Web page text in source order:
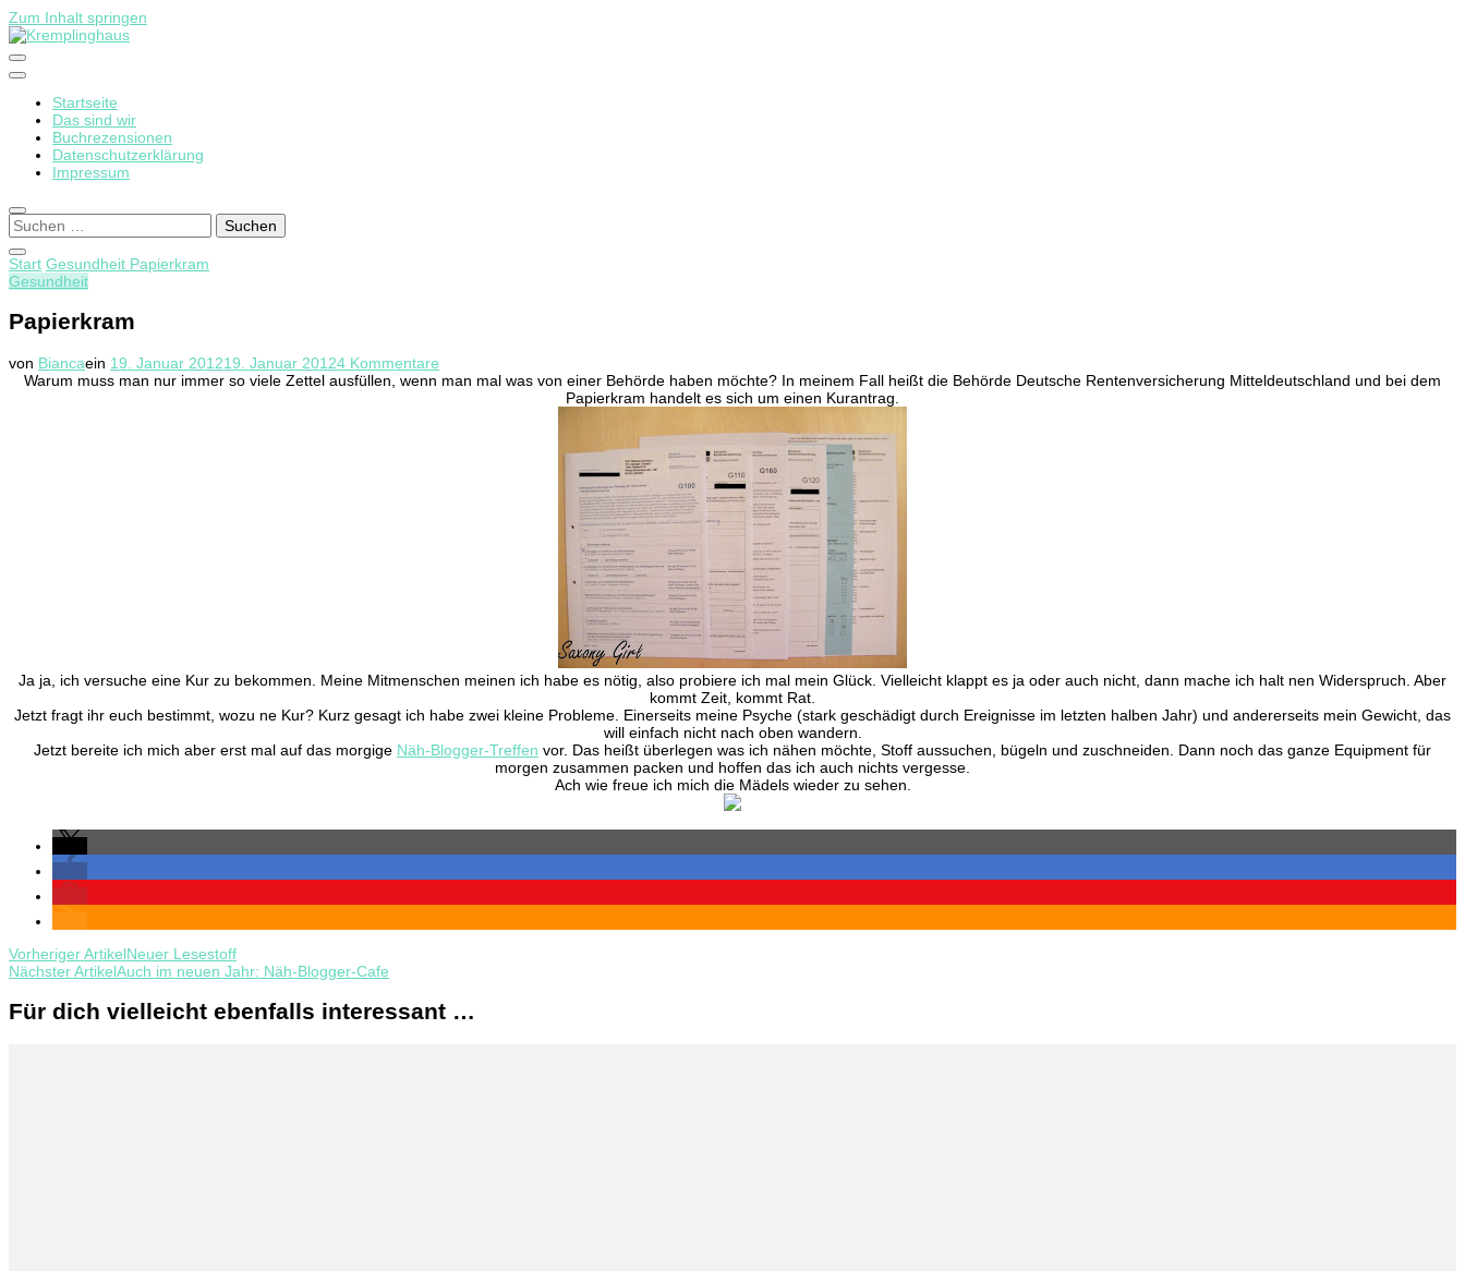
Zum Inhalt springen
Kremplinghaus
Startseite
Das sind wir
Buchrezensionen
Datenschutzerklärung
Impressum
Suchen
nach:
Start Gesundheit Papierkram
Gesundheit
Papierkram
von Biancaein 19. Januar 201219. Januar 20124 Kommentare
Papierkram
Warum muss man nur immer so viele Zettel ausfüllen, wenn man mal was von einer Behörde haben möchte? In meinem Fall heißt die Behörde Deutsche Rentenversicherung Mitteldeutschland und bei dem
Papierkram handelt es sich um einen Kurantrag.
Ja ja, ich versuche eine Kur zu bekommen. Meine Mitmenschen meinen ich habe es nötig, also probiere ich mal mein Glück. Vielleicht klappt es ja oder auch nicht, dann mache ich halt nen Widerspruch. Aber
kommt Zeit, kommt Rat.
Jetzt fragt ihr euch bestimmt, wozu ne Kur? Kurz gesagt ich habe zwei kleine Probleme. Einerseits meine Psyche (stark geschädigt durch Ereignisse im letzten halben Jahr) und andererseits mein Gewicht, das
will einfach nicht nach oben wandern.
Jetzt bereite ich mich aber erst mal auf das morgige Näh-Blogger-Treffen vor. Das heißt überlegen was ich nähen möchte, Stoff aussuchen, bügeln und zuschneiden. Dann noch das ganze Equipment für
morgen zusammen packen und hoffen das ich auch nichts vergesse.
Ach wie freue ich mich die Mädels wieder zu sehen.
Beitragsnavigation
Vorheriger ArtikelNeuer Lesestoff
Nächster ArtikelAuch im neuen Jahr: Näh-Blogger-Cafe
Für dich vielleicht ebenfalls interessant …